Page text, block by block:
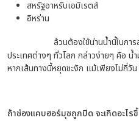
สหรัฐอาหรับเอมิเรตส์
อิหร่าน
ล้วนต้องใช้น่านน้ำนี้ในกา
ประเทศต่างๆ ทั่วโลก กล่าวง่ายๆ คือ น้
หากเส้นทางนี้หยุดชะงัก แม้เพียงไม่กี่วั
ถ้าช่องแคบฮอร์มุซถูกปิด จะเกิดอะไร